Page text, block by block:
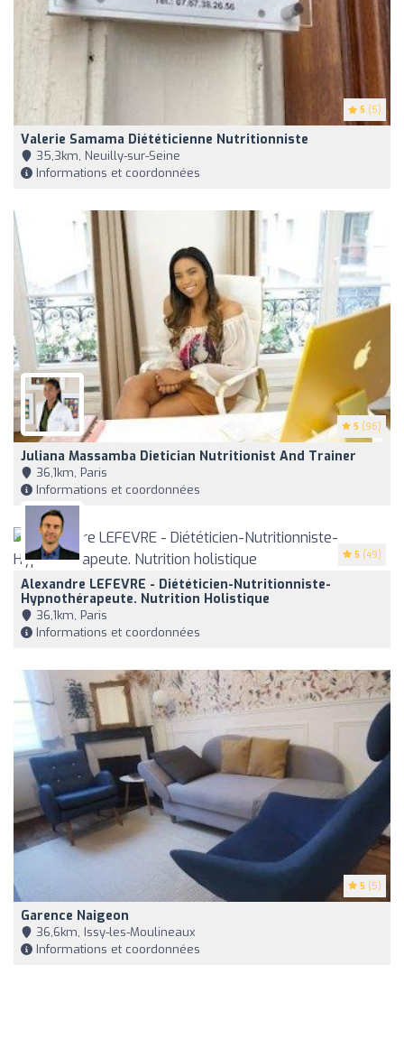
5 (5)
Valerie Samama Diététicienne Nutritionniste
35,3km, Neuilly-sur-Seine
Informations et coordonnées
5 (96)
Juliana Massamba Dietician Nutritionist And Trainer
36,1km, Paris
Informations et coordonnées
5 (49)
Alexandre LEFEVRE - Diététicien-Nutritionniste-
Hypnothérapeute. Nutrition Holistique
36,1km, Paris
Informations et coordonnées
5 (5)
Garence Naigeon
36,6km, Issy-les-Moulineaux
Informations et coordonnées